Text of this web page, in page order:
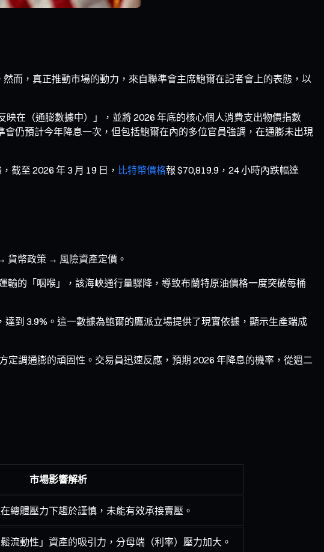
而，真正推動市場的動力，來自聯準會主席鮑爾在記者會上的表態，以
在（通膨數據中）」，並將 2026 年底的核心個人消費支出物價指數
會仍預計今年降息一次，但包括鮑爾在內的多位官員強調，在通膨未出現
截至 2026 年 3 月 19 日， 比特幣價格報 $70,819.9，24 小時內跌幅達
貨幣政策 → 風險資產定價。
輸的「咽喉」，該海峽通行量驟降，導致布蘭特原油價格一度突破每桶
到 3.9%。這一數據為鮑爾的鷹派立場提供了現實依據，顯示生產端成
調通膨的頑固性。交易員迅速反應，預期 2026 年降息的機率，從週二
市場影響解析
總體壓力下趨於謹慎，未能有效承接賣壓。
流動性」資產的吸引力，分母端（利率）壓力加大。